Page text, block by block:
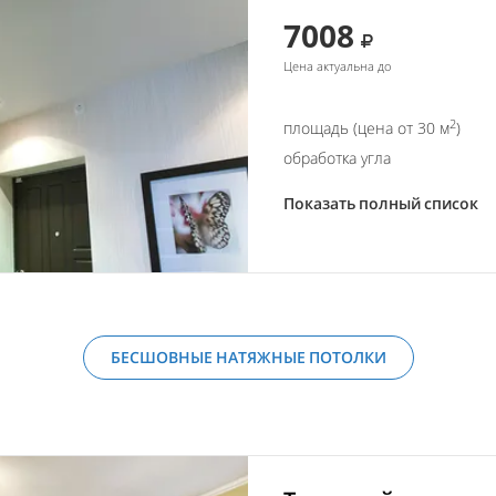
7008
Цена актуальна до
площадь (цена от 30 м2)
обработка угла
Показать полный список
БЕСШОВНЫЕ НАТЯЖНЫЕ ПОТОЛКИ